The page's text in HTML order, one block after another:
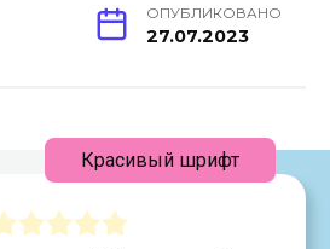
ОПУБЛИКОВАНО
27.07.2023
Красивый шрифт